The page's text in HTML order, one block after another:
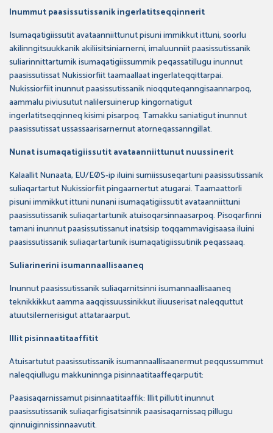
Inummut paasissutissanik ingerlatitseqqinnerit
Isumaqatigiissutit avataanniittunut pisuni immikkut ittuni, soorlu
akilinngitsuukkanik akiliisitsiniarnerni, imaluunniit paasissutissanik
suliarinnittartumik isumaqatigiissummik peqassatillugu inunnut
paasissutissat Nukissiorfiit taamaallaat ingerlateqqittarpai.
Nukissiorfiit inunnut paasissutissanik nioqquteqanngisaannarpoq,
aammalu piviusutut nalilersuinerup kingornatigut
ingerlatitseqqinneq kisimi pisarpoq. Tamakku saniatigut inunnut
paasissutissat ussassaarisarnernut atorneqassanngillat.
Nunat isumaqatigiissutit avataanniittunut nuussinerit
Kalaallit Nunaata, EU/EØS-ip iluini sumiissuseqartuni paasissutissanik
suliaqartartut Nukissiorfiit pingaarnertut atugarai. Taamaattorli
pisuni immikkut ittuni nunani isumaqatigiissutit avataanniittuni
paasissutissanik suliaqartartunik atuisoqarsinnaasarpoq. Pisoqarfinni
tamani inunnut paasissutissanut inatsisip toqqammavigisaasa iluini
paasissutissanik suliaqartartunik isumaqatigiissutinik peqassaaq.
Suliarinerini isumannaallisaaneq
Inunnut paasissutissanik suliaqarnitsinni isumannaallisaaneq
teknikkikkut aamma aaqqissuussinikkut iliuuserisat naleqquttut
atuutsilernerisigut attataraarput.
Illit pisinnaatitaaffitit
Atuisartutut paasissutissanik isumannaallisaanermut peqqussummut
naleqqiullugu makkuninnga pisinnaatitaaffeqarputit:
Paasisaqarnissamut pisinnaatitaaffik: Illit pillutit inunnut
paasissutissanik suliaqarfigisatsinnik paasisaqarnissaq pillugu
qinnuiginnissinnaavutit.